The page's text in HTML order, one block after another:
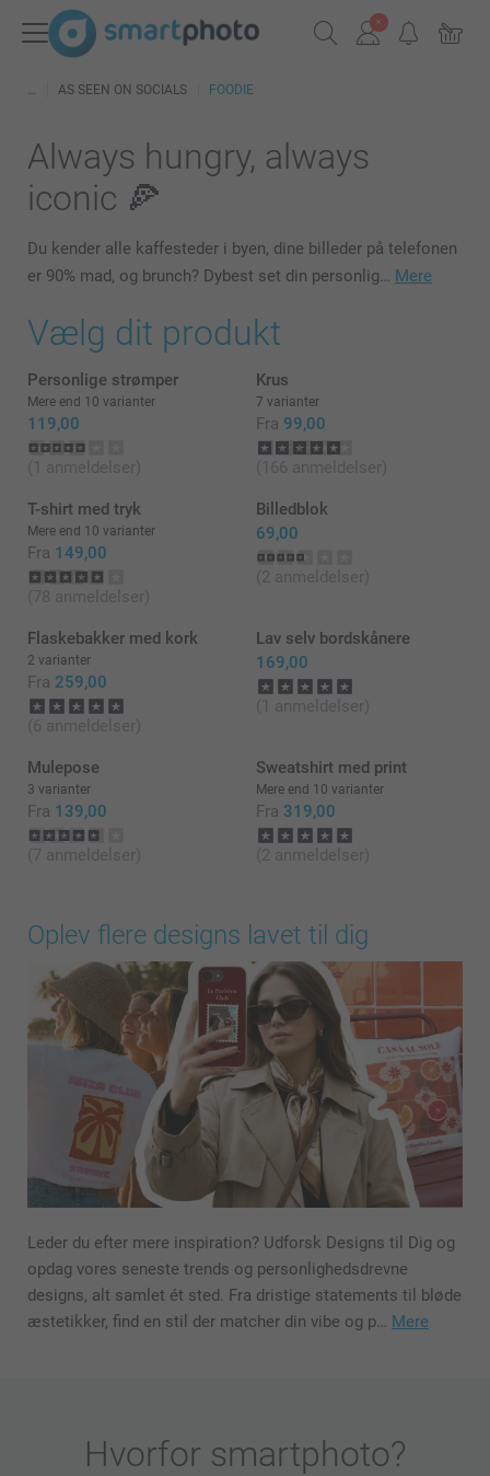
AS SEEN ON SOCIALS FOODIE
Always hungry, always
iconic 🍕
Du kender alle kaffesteder i byen, dine billeder på telefonen
er 90% mad, og brunch? Dybest set din personlig… Mere
Vælg dit produkt
Personlige strømper
Mere end 10 varianter
119,00
(1 anmeldelser)
Krus
7 varianter
Fra 99,00
(166 anmeldelser)
T-shirt med tryk
Mere end 10 varianter
Fra 149,00
(78 anmeldelser)
Billedblok
69,00
(2 anmeldelser)
Flaskebakker med kork
2 varianter
Fra 259,00
(6 anmeldelser)
Lav selv bordskånere
169,00
(1 anmeldelser)
Mulepose
3 varianter
Fra 139,00
(7 anmeldelser)
Sweatshirt med print
Mere end 10 varianter
Fra 319,00
(2 anmeldelser)
Oplev flere designs lavet til dig
Leder du efter mere inspiration? Udforsk Designs til Dig og
opdag vores seneste trends og personlighedsdrevne
designs, alt samlet ét sted. Fra dristige statements til bløde
æstetikker, find en stil der matcher din vibe og p… Mere
Hvorfor smartphoto?